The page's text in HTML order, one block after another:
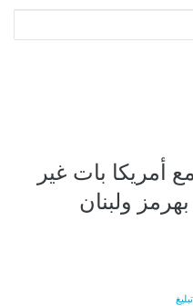
أمريكا بات غير
ولبنان
تبليغ